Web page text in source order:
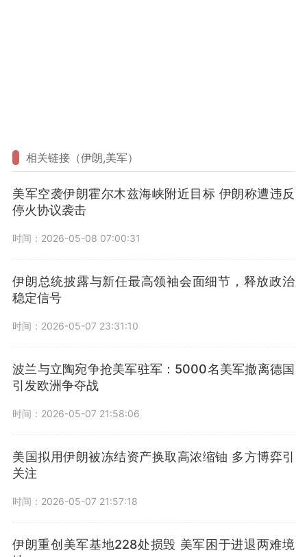
相关链接（伊朗,美军）
美军空袭伊朗霍尔木兹海峡附近目标 伊朗称遭违反
停火协议袭击
时间：2026-05-08 07:00:31
伊朗总统披露与新任最高领袖会面细节，释放政治
稳定信号
时间：2026-05-07 23:31:10
波兰与立陶宛争抢美军驻军：5000名美军撤离德国
引发欧洲争夺战
时间：2026-05-07 21:58:06
美国拟用伊朗被冻结资产换取高浓缩铀 多方博弈引
关注
时间：2026-05-07 21:57:18
伊朗重创美军基地228处损毁 美军困于进退两难境